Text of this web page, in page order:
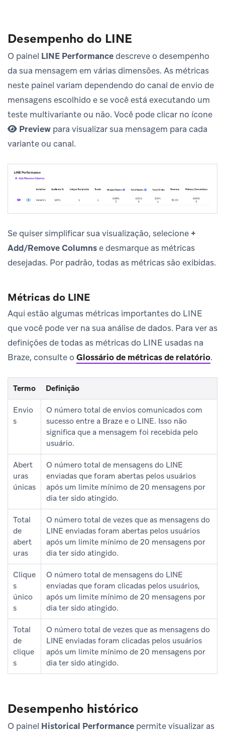
Desempenho do LINE
O painel LINE Performancedescreve o desempenho
da sua mensagem em várias dimensões. As métricas
neste painel variam dependendo do canal de envio de
mensagens escolhido e se você está executando um
teste multivariante ou não. Você pode clicar no ícone
Preview para visualizar sua mensagem para cada
variante ou canal.
Se quiser simplificar sua visualização, selecione +
Add/Remove Columnse desmarque as métricas
desejadas. Por padrão, todas as métricas são exibidas.
Métricas do LINE
Aqui estão algumas métricas importantes do LINE
que você pode ver na sua análise de dados. Para ver as
definições de todas as métricas do LINE usadas na
Braze, consulte o Glossário de métricas de relatório.
Termo Definição
Envio
s
O número total de envios comunicados com
sucesso entre a Braze e o LINE. Isso não
significa que a mensagem foi recebida pelo
usuário.
Abert
uras
únicas
O número total de mensagens do LINE
enviadas que foram abertas pelos usuários
após um limite mínimo de 20 mensagens por
dia ter sido atingido.
Total
de
abert
uras
O número total de vezes que as mensagens do
LINE enviadas foram abertas pelos usuários
após um limite mínimo de 20 mensagens por
dia ter sido atingido.
Clique
s
único
s
O número total de mensagens do LINE
enviadas que foram clicadas pelos usuários,
após um limite mínimo de 20 mensagens por
dia ter sido atingido.
Total
de
clique
s
O número total de vezes que as mensagens do
LINE enviadas foram clicadas pelos usuários
após um limite mínimo de 20 mensagens por
dia ter sido atingido.
Desempenho histórico
O painel Historical Performance permite visualizar as